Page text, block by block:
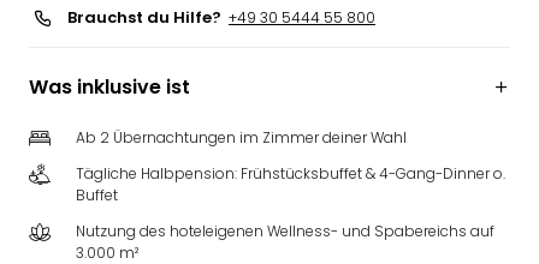
Brauchst du Hilfe? +49 30 5444 55 800
Was inklusive ist
Ab 2 Übernachtungen im Zimmer deiner Wahl
Tägliche Halbpension: Frühstücksbuffet & 4-Gang-Dinner o.
Buffet
Nutzung des hoteleigenen Wellness- und Spabereichs auf
3.000 m²